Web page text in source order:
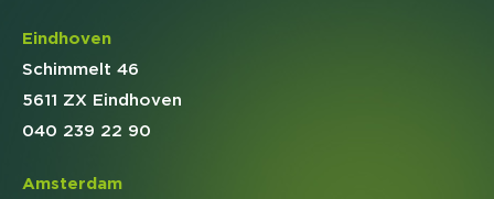
Eindhoven
Schimmelt 46
5611 ZX Eindhoven
040 239 22 90
Amsterdam